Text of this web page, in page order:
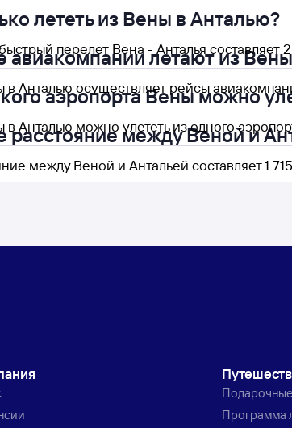
лететь из Вены в Анталью?
перелет Вена - Анталья составляет
авиакомпании летают из
в Анталью осуществляет рейсы
аэропорта Вены можно
Анталью можно улететь из одного
расстояние между Веной и
между Веной и Антальей составляет 1
Программа